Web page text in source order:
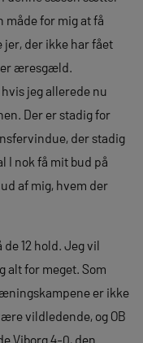
måde for mig at få
der ikke har fået
er æresgæld.
jeg allerede nu
Der er stadig for
der stadig
I nok få mit bud på
af mig, hvem der
12 hold. Jeg vil
alt for meget. Som
er ikke
vildledende, og OB
Viborg 4-0, den